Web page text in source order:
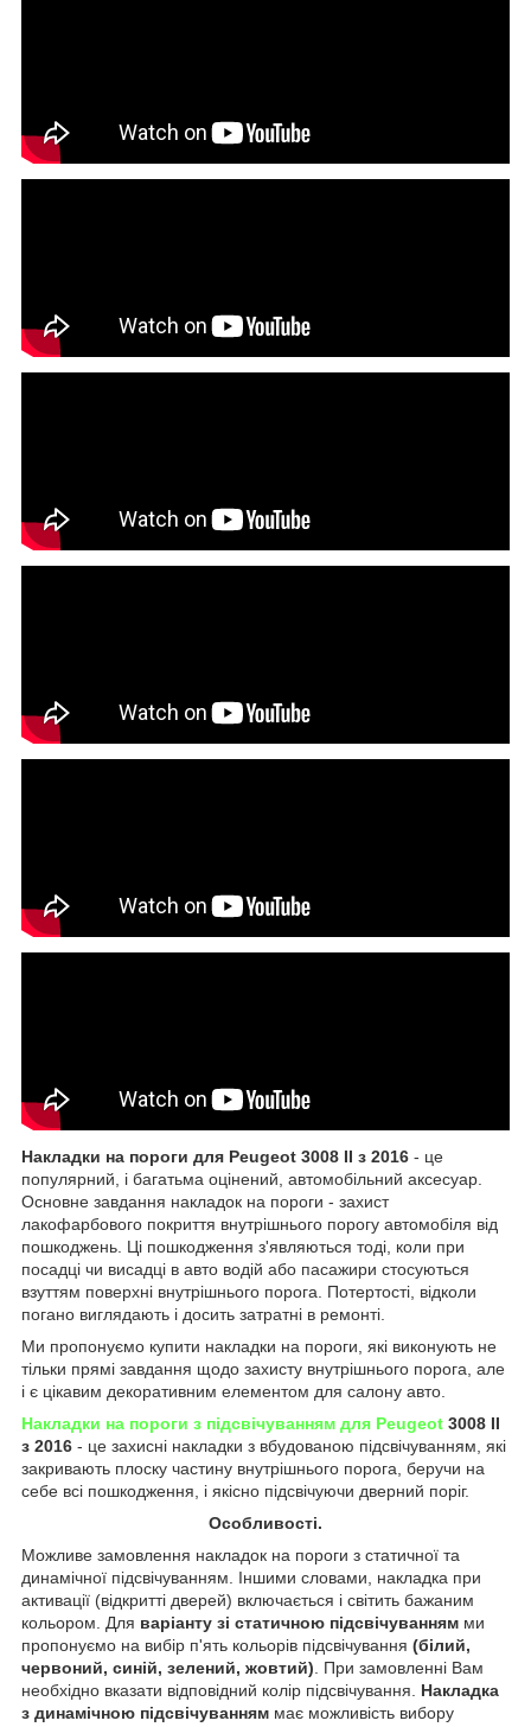
Накладки на пороги для Peugeot 3008 II з 2016 - це
популярний, і багатьма оцінений, автомобільний аксесуар.
Основне завдання накладок на пороги - захист
лакофарбового покриття внутрішнього порогу автомобіля від
пошкоджень. Ці пошкодження з'являються тоді, коли при
посадці чи висадці в авто водій або пасажири стосуються
взуттям поверхні внутрішнього порога. Потертості, відколи
погано виглядають і досить затратні в ремонті.
Ми пропонуємо купити накладки на пороги, які виконують не
тільки прямі завдання щодо захисту внутрішнього порога, але
і є цікавим декоративним елементом для салону авто.
Накладки на пороги з підсвічуванням для Peugeot 3008 II
з 2016 - це захисні накладки з вбудованою підсвічуванням, які
закривають плоску частину внутрішнього порога, беручи на
себе всі пошкодження, і якісно підсвічуючи дверний поріг.
Особливості.
Можливе замовлення накладок на пороги з статичної та
динамічної підсвічуванням. Іншими словами, накладка при
активації (відкритті дверей) включається і світить бажаним
кольором. Для варіанту зі статичною підсвічуванням ми
пропонуємо на вибір п'ять кольорів підсвічування (білий,
червоний, синій, зелений, жовтий) . При замовленні Вам
необхідно вказати відповідний колір підсвічування. Накладка
з динамічною підсвічуванням має можливість вибору